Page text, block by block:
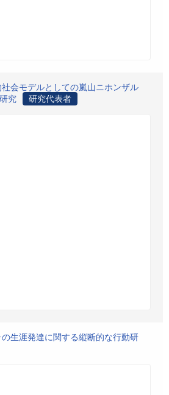
会モデルとしての嵐山ニホンザル
究
研究代表者
生涯発達に関する縦断的な行動研